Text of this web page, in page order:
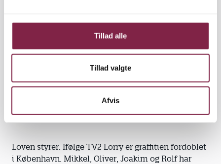
Tillad alle
Tillad valgte
Afvis
bedre."
Joakim samler dåsen op med hvid farve, hvor
inskriptionen "Keep Out Of Reach Of Children" ikke
afskrækker drengene fra at kalde "Molotov" for
5-6 år er fabrikanter af spraymaling begyndt at
producere dåser specielt til graffiti-malere.
Loven styrer. Ifølge TV2 Lorry er graffitien fordoblet
i København. Mikkel, Oliver, Joakim og Rolf har